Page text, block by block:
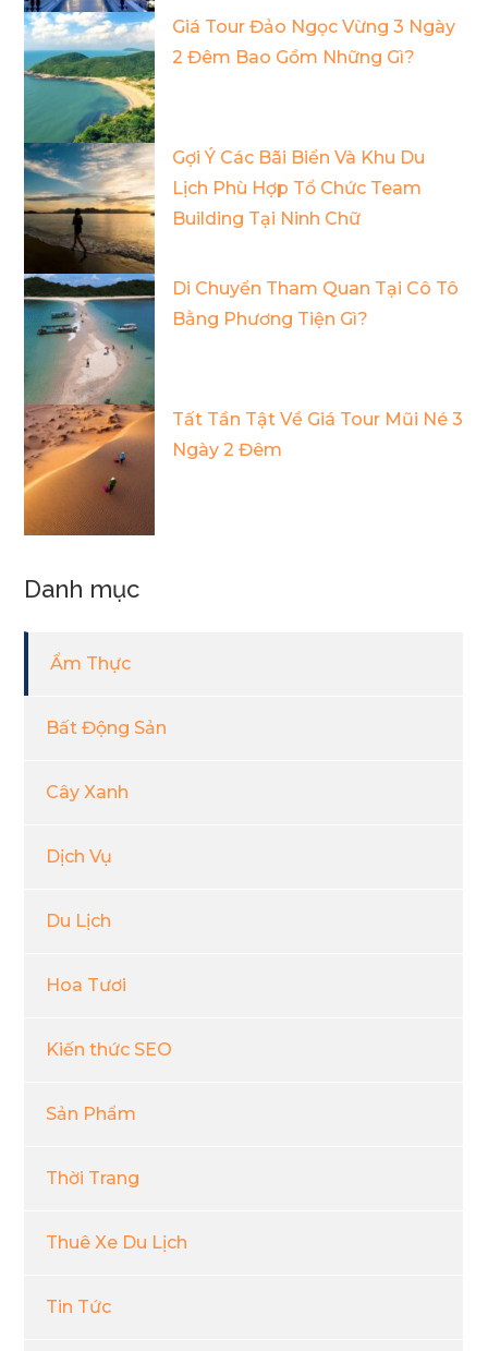
Giá Tour Đảo Ngọc Vừng 3 Ngày
2 Đêm Bao Gồm Những Gì?
Gợi Ý Các Bãi Biển Và Khu Du
Lịch Phù Hợp Tổ Chức Team
Building Tại Ninh Chữ
Di Chuyển Tham Quan Tại Cô Tô
Bằng Phương Tiện Gì?
Tất Tần Tật Về Giá Tour Mũi Né 3
Ngày 2 Đêm
Danh mục
Ẩm Thực
Bất Động Sản
Cây Xanh
Dịch Vụ
Du Lịch
Hoa Tươi
Kiến thức SEO
Sản Phẩm
Thời Trang
Thuê Xe Du Lịch
Tin Tức